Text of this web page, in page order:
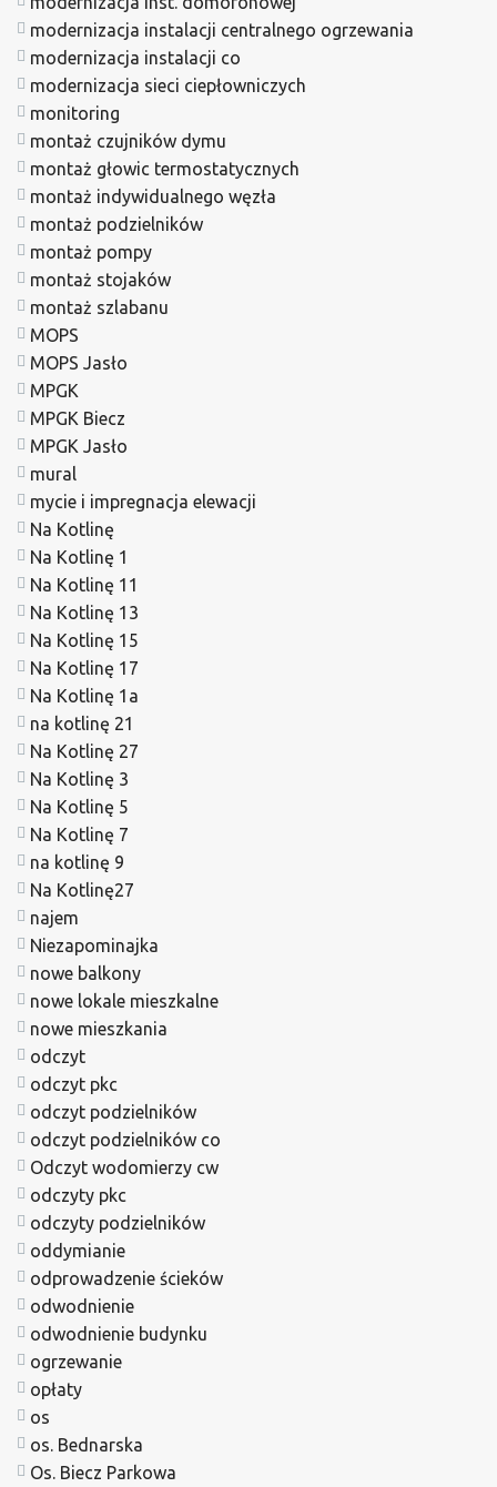
modernizacja instalacji centralnego ogrzewania
modernizacja instalacji co
modernizacja sieci ciepłowniczych
monitoring
montaż czujników dymu
montaż głowic termostatycznych
montaż indywidualnego węzła
montaż podzielników
montaż pompy
montaż stojaków
montaż szlabanu
MOPS
MOPS Jasło
MPGK
MPGK Biecz
MPGK Jasło
mural
mycie i impregnacja elewacji
Na Kotlinę
Na Kotlinę 1
Na Kotlinę 11
Na Kotlinę 13
Na Kotlinę 15
Na Kotlinę 17
Na Kotlinę 1a
na kotlinę 21
Na Kotlinę 27
Na Kotlinę 3
Na Kotlinę 5
Na Kotlinę 7
na kotlinę 9
Na Kotlinę27
najem
Niezapominajka
nowe balkony
nowe lokale mieszkalne
nowe mieszkania
odczyt
odczyt pkc
odczyt podzielników
odczyt podzielników co
Odczyt wodomierzy cw
odczyty pkc
odczyty podzielników
oddymianie
odprowadzenie ścieków
odwodnienie
odwodnienie budynku
ogrzewanie
opłaty
os
os. Bednarska
Os. Biecz Parkowa